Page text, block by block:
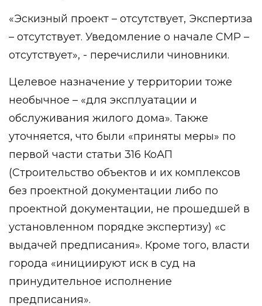
«Эскизный проект – отсутствует, Экспертиза
– отсутствует. Уведомление о начале СМР –
отсутствует», - перечислили чиновники.
Целевое назначение у территории тоже
необычное – «для эксплуатации и
обслуживания жилого дома». Также
уточняется, что были «приняты меры» по
первой части статьи 316 КоАП
(Строительство объектов и их комплексов
без проектной документации либо по
проектной документации, не прошедшей в
установленном порядке экспертизу) «с
выдачей предписания». Кроме того, власти
города «инициируют иск в суд на
принудительное исполнение
предписания».